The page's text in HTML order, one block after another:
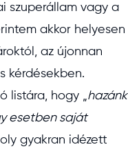
szuperállam vagy a
akkor helyesen
az újonnan
kérdésekben.
listára, hogy „hazánk
esetben saját
gyakran idézett